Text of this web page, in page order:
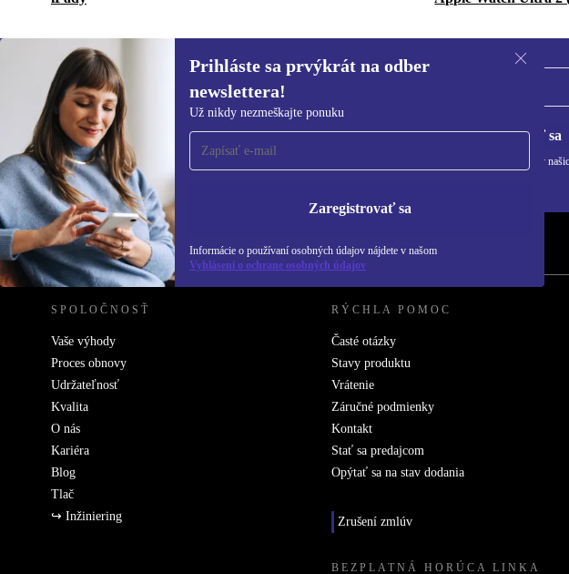
Prihláste sa prvýkrát na odber
newslettera!
Už nikdy nezmeškajte ponuku
Zaregistrovať sa
Informácie o používaní osobných údajov nájdete v našom
Vyhlásení o ochrane osobných údajov
Prihláste sa prvýkrát na
newsletter!
Už nikdy nezmeškajte ponuku.
Zaregistrovať sa
Informácie o používaní osobných údajov nájdete v
REFURBED SLOVENSKO – RETHINK NEW.
SPOLOČNOSŤ
Vaše výhody
Proces obnovy
Udržateľnosť
Kvalita
O nás
Kariéra
Blog
Tlač
↪ Inžiniering
RÝCHLA POMOC
Časté otázky
Stavy produktu
Vrátenie
Záručné podmienky
Kontakt
Stať sa predajcom
Opýtať sa na stav dodania
Zrušení zmlúv
BEZPLATNÁ HORÚCA LINKA